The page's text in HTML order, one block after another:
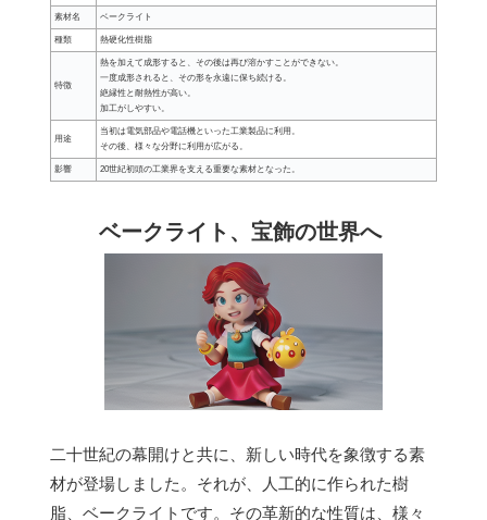
素材名 ベークライト
種類 熱硬化性樹脂
特徴
熱を加えて成形すると、その後は再び溶かすことができない。
一度成形されると、その形を永遠に保ち続ける。
絶縁性と耐熱性が高い。
加工がしやすい。
用途
当初は電気部品や電話機といった工業製品に利用。
その後、様々な分野に利用が広がる。
影響 20世紀初頭の工業界を支える重要な素材となった。
ベークライト、宝飾の世界へ
二十世紀の幕開けと共に、新しい時代を象徴する素
材が登場しました。それが、人工的に作られた樹
脂、ベークライトです。その革新的な性質は、様々